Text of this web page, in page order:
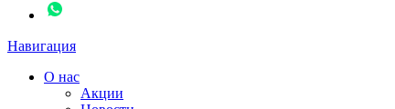
Навигация
О нас
Акции